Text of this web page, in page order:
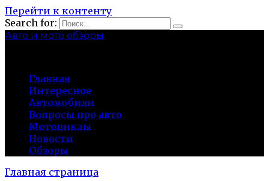
Перейти к контенту
Search for:
Авто и мото обзоры
Главная
Интересное
Автомобили
Вопросы про авто
Мотоциклы
Новости
Обзоры
Главная страница